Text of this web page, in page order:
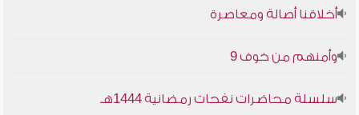
أخلاقنا أصالة ومعاصرة
وأمنهم من خوف 9